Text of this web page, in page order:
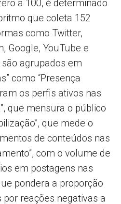
a 100, é determinado
que coleta 152
como Twitter,
Google, YouTube e
agrupados em
como “Presença
os perfis ativos nas
que mensura o público
que mede o
de conteúdos nas
com o volume de
em postagens nas
pondera a proporção
reações negativas a